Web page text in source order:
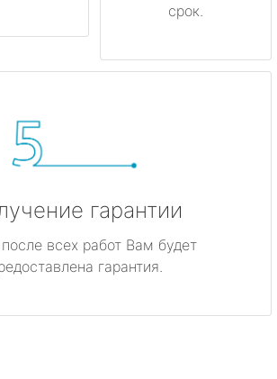
срок.
гарантии
всех работ Вам будет
гарантия.